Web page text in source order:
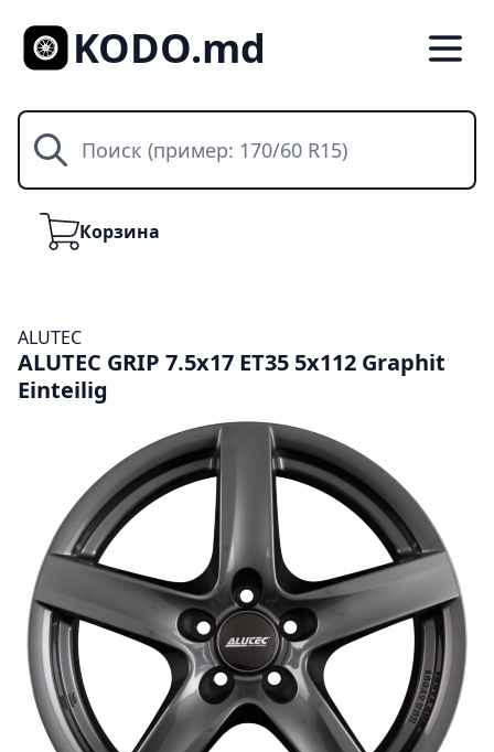
KODO.md
Поиск
КорзинаКорзина
ALUTEC
ALUTEC GRIP 7.5x17 ET35 5x112 Graphit
Einteilig